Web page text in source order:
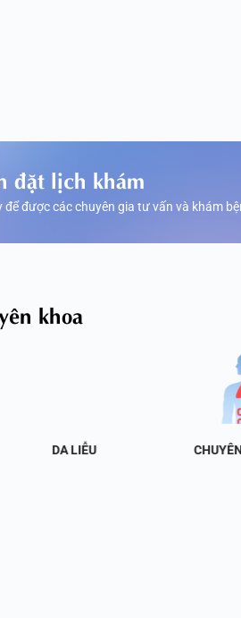
đặt lịch khám
để được các chuyên gia tư vấn và khám
khoa
DA LIỄU